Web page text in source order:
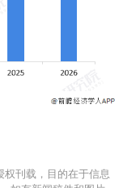
刊载，目的在于信息